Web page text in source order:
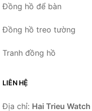
Đồng hồ để bàn
Đồng hồ treo tường
Tranh đồng hồ
LIÊN HỆ
Địa chỉ: Hai Trieu Watch